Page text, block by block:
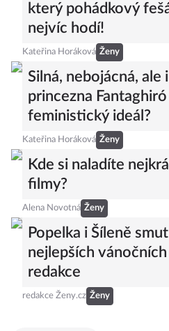
který pohádkový
nejvíc hodí!
Kateřina Horáková Ženy
Silná, nebojácná, ale
princezna
feministický ideál?
Kateřina Horáková Ženy
Kde si naladíte
filmy?
Alena Novotná Ženy
Popelka i Šíleně
nejlepších
redakce
redakce Ženy.cz Ženy